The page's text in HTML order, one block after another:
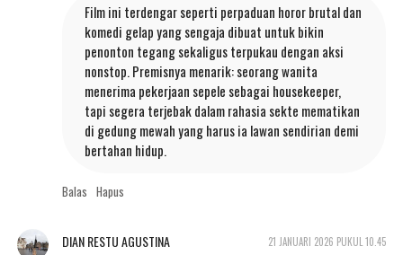
Film ini terdengar seperti perpaduan horor brutal dan
komedi gelap yang sengaja dibuat untuk bikin
penonton tegang sekaligus terpukau dengan aksi
nonstop. Premisnya menarik: seorang wanita
menerima pekerjaan sepele sebagai housekeeper,
tapi segera terjebak dalam rahasia sekte mematikan
di gedung mewah yang harus ia lawan sendirian demi
bertahan hidup.
Balas Hapus
DIAN RESTU AGUSTINA 21 JANUARI 2026 PUKUL 10.45